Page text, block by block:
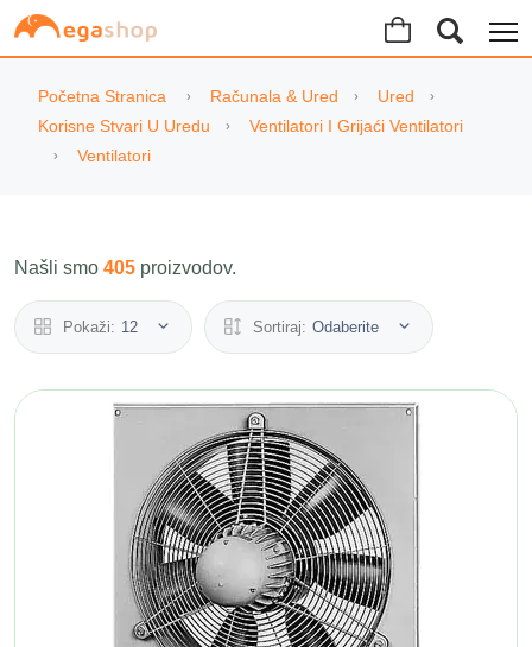
Početna Stranica Računala & Ured
Ured
Korisne Stvari U Uredu
Ventilatori I Grijaći Ventilatori
Ventilatori
Našli smo 405 proizvodov.
Pokaži: 12 Sortiraj: Odaberite